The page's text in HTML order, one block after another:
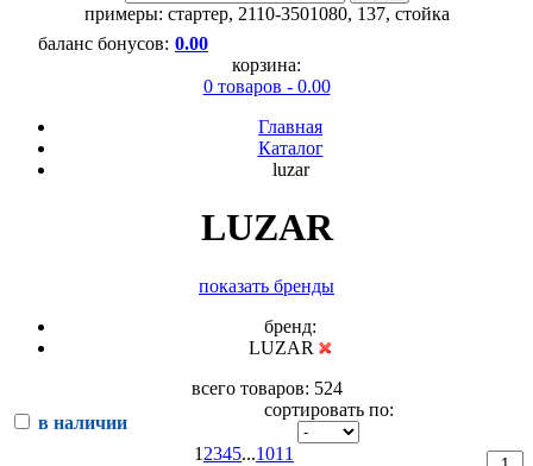
примеры: стартер, 2110-3501080, 137, стойка
баланс бонусов: 0.00
корзина:
0 товаров - 0.00
Главная
Каталог
luzar
LUZAR
показать бренды
бренд:
LUZAR
всего товаров: 524
в наличии
сортировать по:
1 2345...1011